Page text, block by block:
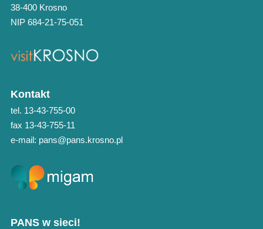
38-400 Krosno
NIP 684-21-75-051
Kontakt
tel. 13-43-755-00
fax 13-43-755-11
e-mail: pans@pans.krosno.pl
PANS w sieci!